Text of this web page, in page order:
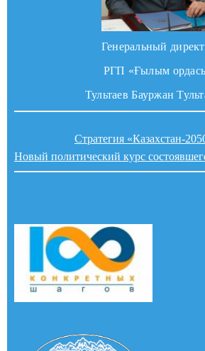
Генеральный
РГП «Ғылым
Тультаев Бауржан
Стратегия «Казахстан-
Новый политический курс